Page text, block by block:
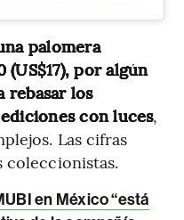
palomera
por algún
rebasar los
con luces,
Las cifras
en México “está